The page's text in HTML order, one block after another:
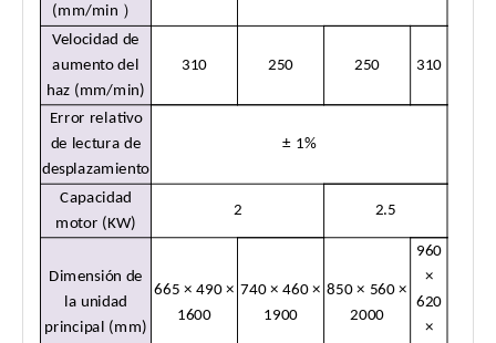
(mm/min ）
Velocidad de
aumento del
haz (mm/min)
310 250 250 310
Error relativo
de lectura de
desplazamiento
± 1%
Capacidad
motor (KW)
2 2.5
Dimensión de
la unidad
principal (mm)
665 × 490 ×
1600
740 × 460 ×
1900
850 × 560 ×
2000
960
×
620
×